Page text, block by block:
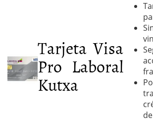
Tarjeta Visa
Pro Laboral
Kutxa